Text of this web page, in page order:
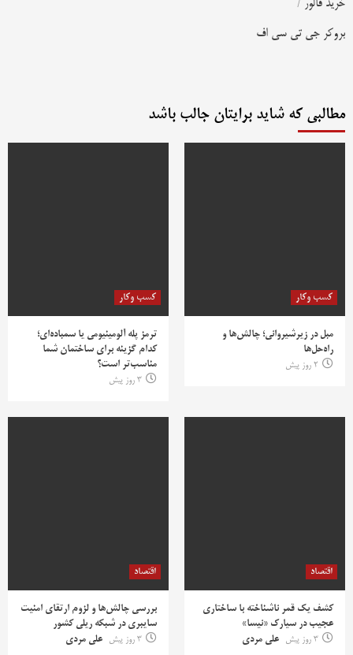
خرید فالور /
بروکر جی تی سی اف
مطالبی که شاید برایتان جالب باشد
کسب وکار
مبل در زیرشیروانی؛ چالش‌ها و
راه‌حل‌ها
2 روز پیش
کسب وکار
ترمز پله آلومینیومی یا سمباده‌ای؛
کدام گزینه برای ساختمان شما
مناسب‌تر است؟
3 روز پیش
اقتصاد
کشف یک قمر ناشناخته با ساختاری
عجیب در سیارک «نیسا»
3 روز پیش
علی مردی
اقتصاد
بررسی چالش‌ها و لزوم ارتقای امنیت
سایبری در شبکه ریلی کشور
3 روز پیش
علی مردی